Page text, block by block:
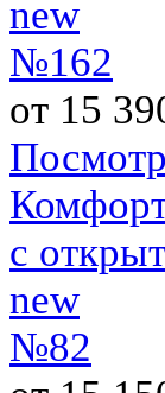
new
№162
от 15
с
new
№82